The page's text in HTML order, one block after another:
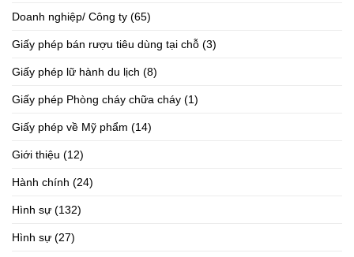
Doanh nghiệp/ Công ty (65)
Giấy phép bán rượu tiêu dùng tại chỗ (3)
Giấy phép lữ hành du lịch (8)
Giấy phép Phòng cháy chữa cháy (1)
Giấy phép về Mỹ phẩm (14)
Giới thiệu (12)
Hành chính (24)
Hình sự (132)
Hình sự (27)